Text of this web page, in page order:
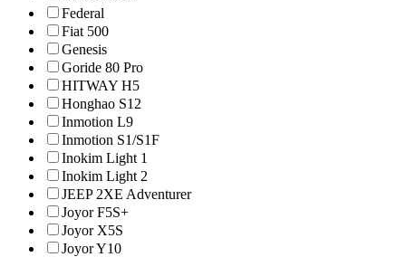
Federal
Fiat 500
Genesis
Goride 80 Pro
HITWAY H5
Honghao S12
Inmotion L9
Inmotion S1/S1F
Inokim Light 1
Inokim Light 2
JEEP 2XE Adventurer
Joyor F5S+
Joyor X5S
Joyor Y10